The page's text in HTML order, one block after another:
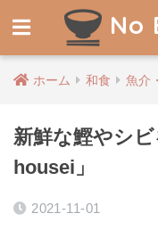
No
ホーム 和食 魚介
新鮮な鰹やシ
housei」
2021-11-01